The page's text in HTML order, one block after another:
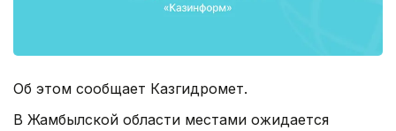
Об этом сообщает Казгидромет.
В Жамбылской области местами ожидается